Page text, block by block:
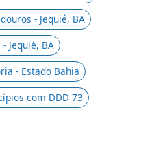
- Jequié, BA
- Jequié, BA
- Estado Bahia
com DDD 73